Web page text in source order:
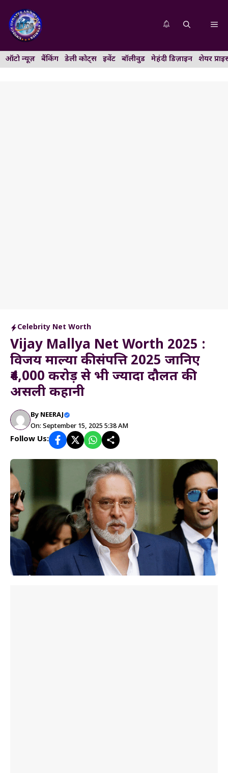
content
ऑटो न्यूज़ बैंकिंग डेली कोट्स इवेंट बॉलीवुड मेहंदी डिज़ाइन शेयर
Celebrity Net Worth
Vijay Mallya Net Worth 2025 :
विजय माल्या की संपत्ति 2025 जानिए
₹4,000 करोड़ से भी ज्यादा दौलत की
असली कहानी
By NEERAJ
On: September 15, 2025 5:38 AM
Follow Us: